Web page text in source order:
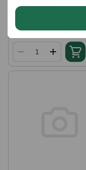
120.00 грн
Оптові ціни